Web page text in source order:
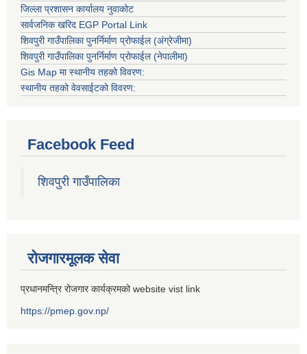
जिल्ला प्रशासन कार्यालय नुवाकोट
सार्वजनिक खरिद EGP Portal Link
शिवपुरी गाउँपालिका पुनर्निर्माण प्रोफाईल (अंग्रेजीमा)
शिवपुरी गाउँपालिका पुनर्निर्माण प्रोफाईल (नेपालीमा)
Gis Map मा स्थानीय तहको विवरण:
स्थानीय तहको वेवसाईटको विवरण:
Facebook Feed
शिवपुरी गाउँपालिका
रोजगारमूलक सेवा
प्रधानमन्त्रि रोजगार कार्यक्रमको website vist link
https://pmep.gov.np/